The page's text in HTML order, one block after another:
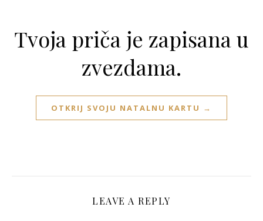
Tvoja priča je zapisana u
zvezdama.
OTKRIJ SVOJU NATALNU KARTU →
LEAVE A REPLY